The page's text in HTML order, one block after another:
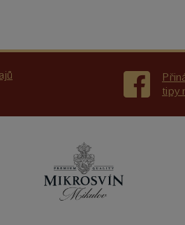
tipy